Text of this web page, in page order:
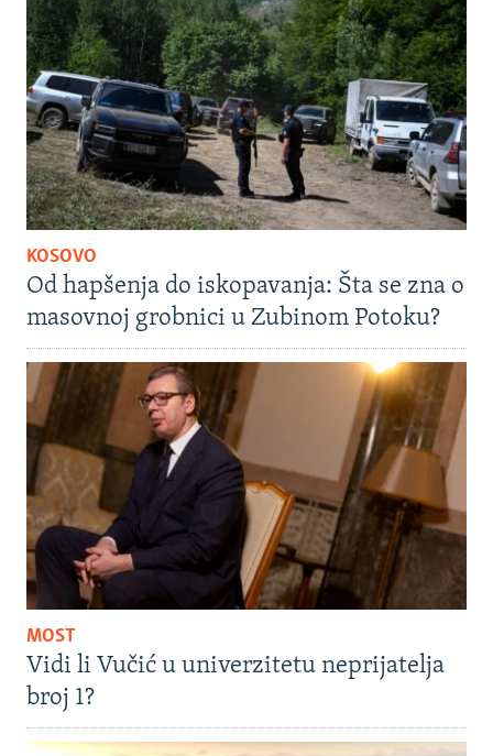
KOSOVO
Od hapšenja do iskopavanja: Šta se zna o
masovnoj grobnici u Zubinom Potoku?
MOST
Vidi li Vučić u univerzitetu neprijatelja
broj 1?